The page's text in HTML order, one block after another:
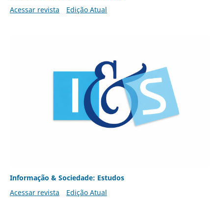
Acessar revista
Edição Atual
Informação & Sociedade: Estudos
Acessar revista
Edição Atual